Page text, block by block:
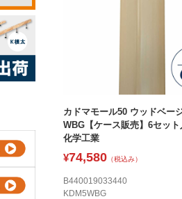
カドマモール50 ウッドベー
WBG【ケース販売】6セッ
化学工業
¥74,580 （税込み）
B440019033440
KDM5WBG